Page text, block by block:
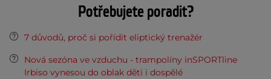
Potřebujete poradit?
7 důvodů, proč si pořídit eliptický trenažér
Nová sezóna ve vzduchu - trampolíny inSPORTline
Irbiso vynesou do oblak děti i dospělé